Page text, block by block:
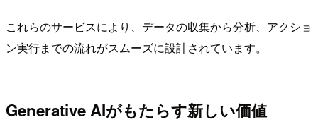
これらのサービスにより、データの収集から分析、アクショ
ン実行までの流れがスムーズに設計されています。
Generative AIがもたらす新しい価値